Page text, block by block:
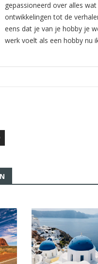
gepassioneerd over alles
ontwikkelingen tot de
eens dat je van je hobby je
werk voelt als een hobby nu